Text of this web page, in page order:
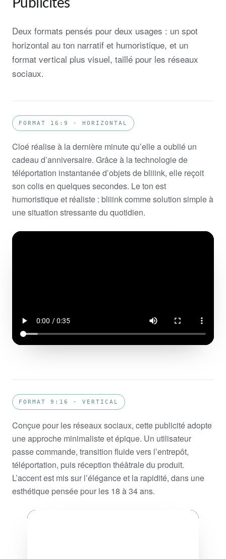
Deux formats pensés pour deux usages : un spot
horizontal au ton narratif et humoristique, et un
format vertical plus visuel, taillé pour les réseaux
sociaux.
FORMAT 16:9 · HORIZONTAL
Cloé réalise à la dernière minute qu’elle a oublié un
cadeau d’anniversaire. Grâce à la technologie de
téléportation instantanée d’objets de bliiink, elle reçoit
son colis en quelques secondes. Le ton est
humoristique et réaliste : bliiink comme solution simple à
une situation stressante du quotidien.
FORMAT 9:16 · VERTICAL
Conçue pour les réseaux sociaux, cette publicité adopte
une approche minimaliste et épique. Un utilisateur
passe commande, transition fluide vers l’entrepôt,
téléportation, puis réception théâtrale du produit.
L’accent est mis sur l’élégance et la rapidité, dans une
esthétique pensée pour les 18 à 34 ans.